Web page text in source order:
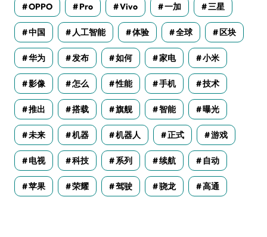
OPPO Pro Vivo 一加 三星
中国 人工智能 体验 全球 区块
华为 发布 如何 家电 小米
影像 怎么 性能 手机 技术
推出 搭载 旗舰 智能 曝光
未来 机器 机器人 正式 游戏
电视 科技 系列 续航 自动
苹果 荣耀 驾驶 骁龙 高通